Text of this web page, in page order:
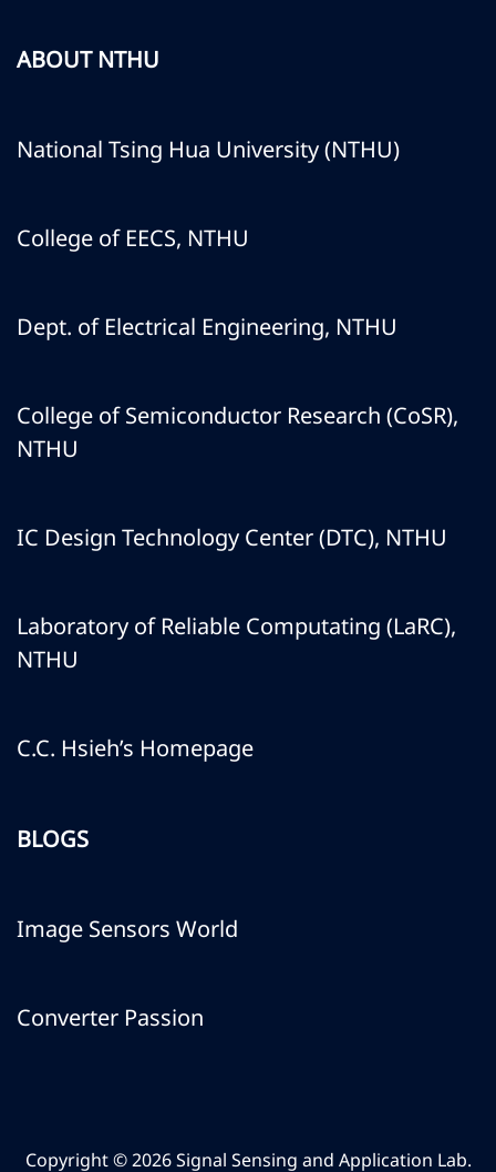
ABOUT NTHU
National Tsing Hua University (NTHU)
College of EECS, NTHU
Dept. of Electrical Engineering, NTHU
College of Semiconductor Research (CoSR),
NTHU
IC Design Technology Center (DTC), NTHU
Laboratory of Reliable Computating (LaRC),
NTHU
C.C. Hsieh’s Homepage
BLOGS
Image Sensors World
Converter Passion
Copyright © 2026 Signal Sensing and Application Lab.